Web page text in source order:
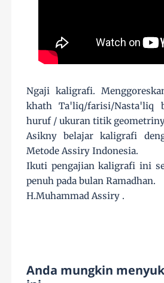
Ngaji kaligrafi.
khath Ta'liq/farisi/Nasta'liq
huruf / ukuran titik
Asikny belajar kaligrafi
Metode Assiry Indonesia.
Ikuti pengajian kaligrafi ini
penuh pada bulan Ramadhan.
H.Muhammad Assiry .
Anda mungkin